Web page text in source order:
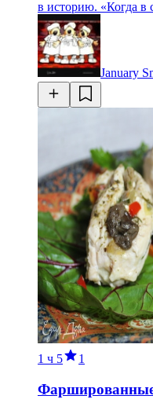
в историю. «Когда в
January
1 ч 5 1